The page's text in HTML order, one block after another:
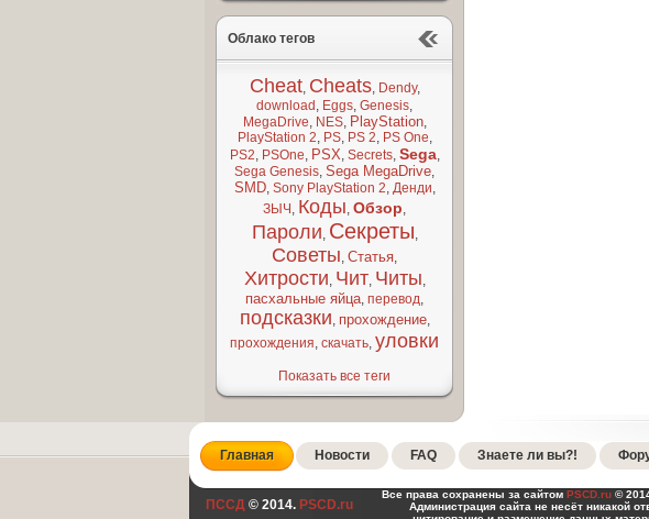
Облако тегов
Cheat, Cheats, Dendy,
download , Eggs, Genesis,
MegaDrive, NES, PlayStation,
PlayStation 2, PS, PS 2, PS One,
PS2, PSOne, PSX, Secrets, Sega,
Sega Genesis, Sega MegaDrive,
SMD, Sony PlayStation 2, Денди,
ЗЫЧ , Коды, Обзор,
Пароли, Секреты,
Советы, Статья,
Хитрости, Чит, Читы,
пасхальные яйца, перевод,
подсказки, прохождение,
прохождения, скачать, уловки
Показать все теги
Главная Новости FAQ Знаете ли вы?!
ПССД © 2014. PSCD.ru
Все права сохранены за сайтом PSCD.ru ©
Администрация сайта не несёт никакой